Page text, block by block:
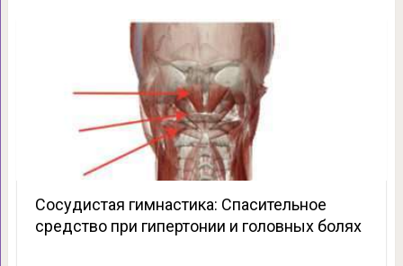
Сосудистая гимнастика: Спасительное
средство при гипертонии и головных болях